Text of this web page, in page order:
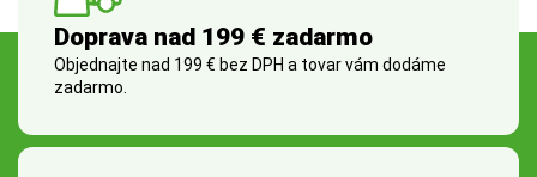
Doprava nad 199 € zadarmo
Objednajte nad 199 € bez DPH a tovar vám dodáme
zadarmo.